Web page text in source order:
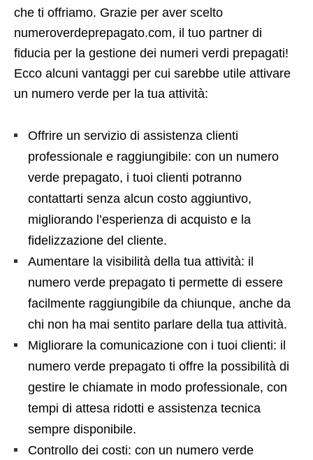
che ti offriamo. Grazie per aver scelto
numeroverdeprepagato.com, il tuo partner di
fiducia per la gestione dei numeri verdi prepagati!
Ecco alcuni vantaggi per cui sarebbe utile attivare
un numero verde per la tua attività:
Offrire un servizio di assistenza clienti
professionale e raggiungibile: con un numero
verde prepagato, i tuoi clienti potranno
contattarti senza alcun costo aggiuntivo,
migliorando l’esperienza di acquisto e la
fidelizzazione del cliente.
Aumentare la visibilità della tua attività: il
numero verde prepagato ti permette di essere
facilmente raggiungibile da chiunque, anche da
chi non ha mai sentito parlare della tua attività.
Migliorare la comunicazione con i tuoi clienti: il
numero verde prepagato ti offre la possibilità di
gestire le chiamate in modo professionale, con
tempi di attesa ridotti e assistenza tecnica
sempre disponibile.
Controllo dei costi: con un numero verde